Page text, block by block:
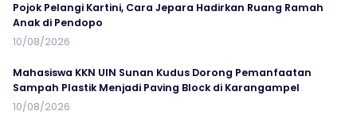
Pojok Pelangi Kartini, Cara Jepara Hadirkan Ruang Ramah
Anak di Pendopo
10/08/2026
Mahasiswa KKN UIN Sunan Kudus Dorong Pemanfaatan
Sampah Plastik Menjadi Paving Block di Karangampel
10/08/2026